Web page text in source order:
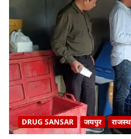
DRUG SANSAR जयपुर